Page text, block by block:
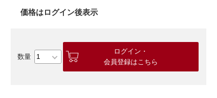
価格はログイン後表示
ログイン・
会員登録はこちら